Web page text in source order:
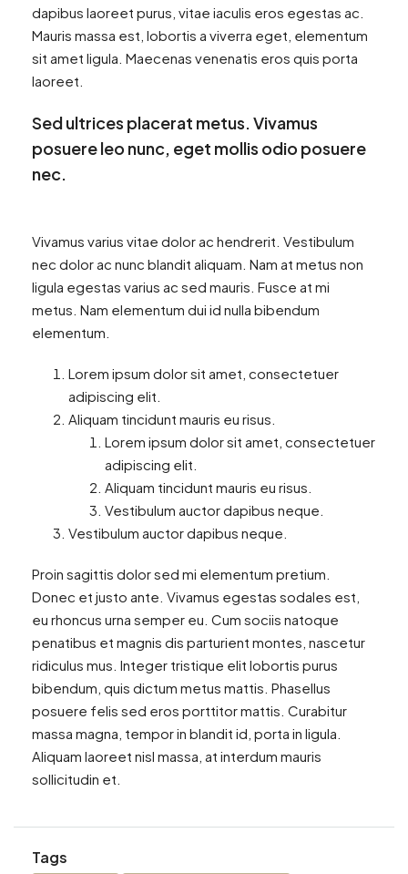
dapibus laoreet purus, vitae iaculis eros egestas ac.
Mauris massa est, lobortis a viverra eget, elementum
sit amet ligula. Maecenas venenatis eros quis porta
laoreet.
Sed ultrices placerat metus. Vivamus
posuere leo nunc, eget mollis odio posuere
nec.
Vivamus varius vitae dolor ac hendrerit. Vestibulum
nec dolor ac nunc blandit aliquam. Nam at metus non
ligula egestas varius ac sed mauris. Fusce at mi
metus. Nam elementum dui id nulla bibendum
elementum.
Lorem ipsum dolor sit amet, consectetuer
adipiscing elit.
Aliquam tincidunt mauris eu risus.
Lorem ipsum dolor sit amet, consectetuer
adipiscing elit.
Aliquam tincidunt mauris eu risus.
Vestibulum auctor dapibus neque.
Vestibulum auctor dapibus neque.
Proin sagittis dolor sed mi elementum pretium.
Donec et justo ante. Vivamus egestas sodales est,
eu rhoncus urna semper eu. Cum sociis natoque
penatibus et magnis dis parturient montes, nascetur
ridiculus mus. Integer tristique elit lobortis purus
bibendum, quis dictum metus mattis. Phasellus
posuere felis sed eros porttitor mattis. Curabitur
massa magna, tempor in blandit id, porta in ligula.
Aliquam laoreet nisl massa, at interdum mauris
sollicitudin et.
Tags